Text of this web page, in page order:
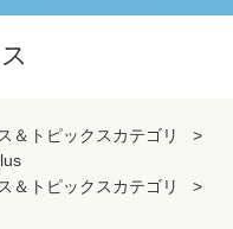
＆トピックスカテゴリ
＆トピックスカテゴリ